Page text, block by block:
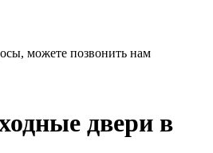
можете позвонить нам
двери в